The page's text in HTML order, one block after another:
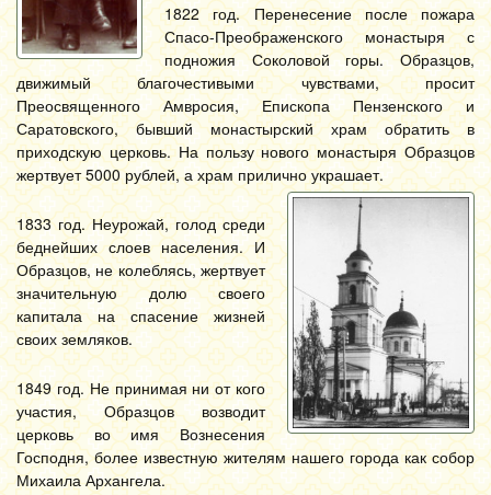
1822 год. Перенесение после пожара
Спасо-Преображенского монастыря с
подножия Соколовой горы. Образцов,
движимый благочестивыми чувствами, просит
Преосвященного Амвросия, Епископа Пензенского и
Саратовского, бывший монастырский храм обратить в
приходскую церковь. На пользу нового монастыря Образцов
жертвует 5000 рублей, а храм прилично украшает.
1833 год. Неурожай, голод среди
беднейших слоев населения. И
Образцов, не колеблясь, жертвует
значительную долю своего
капитала на спасение жизней
своих земляков.
1849 год. Не принимая ни от кого
участия, Образцов возводит
церковь во имя Вознесения
Господня, более известную жителям нашего города как собор
Михаила Архангела.